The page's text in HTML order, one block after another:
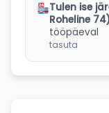
Tulen ise
Roheline 74)
tööpäeval
tasuta